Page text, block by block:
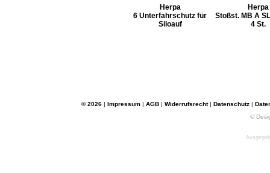
Herpa
6 Unterfahrschutz für
Siloauf
Herpa
Stoßst. MB A
4 St.
© 2026 | Impressum | AGB | Widerrufsrecht| Datenschutz |
©